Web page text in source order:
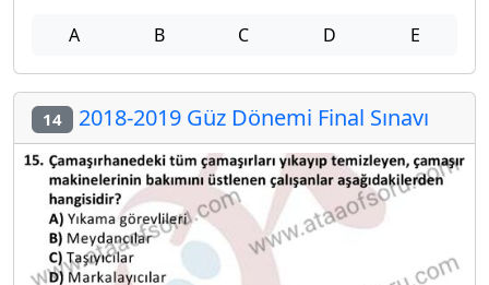
A B C D E
14 2018-2019 Güz Dönemi Final Sınavı